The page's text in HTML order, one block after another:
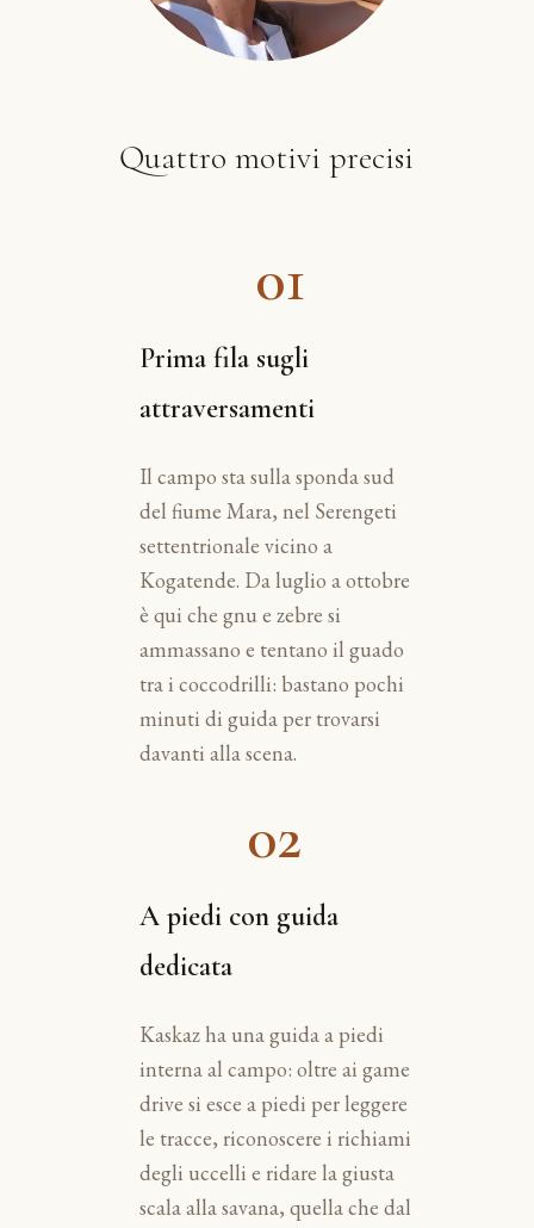
Quattro motivi precisi
01
Prima fila sugli
attraversamenti
Il campo sta sulla sponda sud
del fiume Mara, nel Serengeti
settentrionale vicino a
Kogatende. Da luglio a ottobre
è qui che gnu e zebre si
ammassano e tentano il guado
tra i coccodrilli: bastano pochi
minuti di guida per trovarsi
davanti alla scena.
02
A piedi con guida
dedicata
Kaskaz ha una guida a piedi
interna al campo: oltre ai game
drive si esce a piedi per leggere
le tracce, riconoscere i richiami
degli uccelli e ridare la giusta
scala alla savana, quella che dal